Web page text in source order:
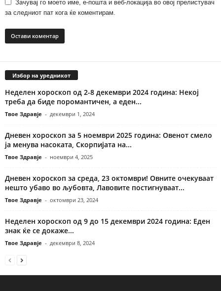
Зачувај го моето име, е-пошта и веб-локација во овој прелистувач
за следниот пат кога ќе коментирам.
Избор на уредникот
Неделен хороскоп од 2-8 декември 2024 година: Некој
треба да биде поромантичен, а еден...
Твое Здравје - декември 1, 2024
Дневен хороскоп за 5 ноември 2025 година: Овенот смело
ја менува насоката, Скорпијата на...
Твое Здравје - ноември 4, 2025
Дневен хороскоп за среда, 23 октомври! Овните очекуваат
нешто убаво во љубовта, Лавовите постигнуваат...
Твое Здравје - октомври 23, 2024
Неделен хороскоп од 9 до 15 декември 2024 година: Еден
знак ќе се докаже...
Твое Здравје - декември 8, 2024